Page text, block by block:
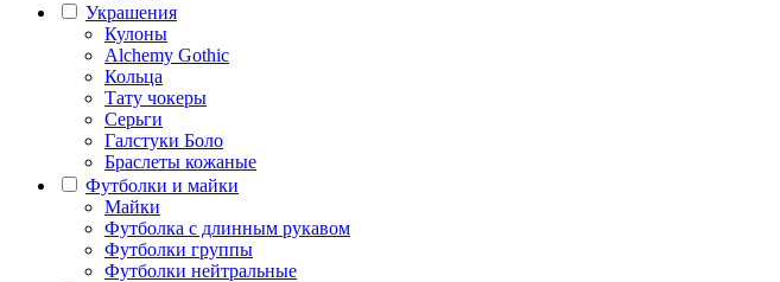
Украшения
Кулоны
Alchemy Gothic
Кольца
Тату чокеры
Серьги
Галстуки Боло
Браслеты кожаные
Футболки и майки
Майки
Футболка с длинным рукавом
Футболки группы
Футболки нейтральные